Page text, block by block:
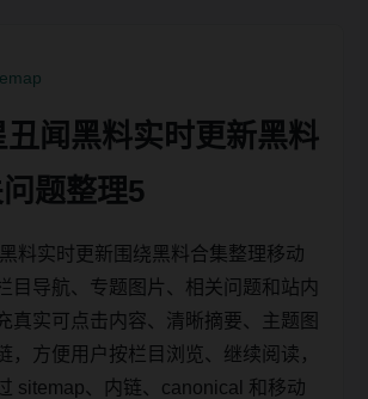
丑闻黑料实时更新黑料
题整理5
料实时更新围绕黑料合集整理移动
目导航、专题图片、相关问题和站内
真实可点击内容、清晰摘要、主题图
，方便用户按栏目浏览、继续阅读，
sitemap、内链、canonical 和移动